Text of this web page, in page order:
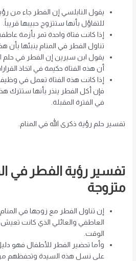
يقول النابلسي إن الفطر جاء من
للتفاؤل بأنها ستتزوج حبيبها قريباً.
إذا كانت فتاة واحدة تمر بأزمة
تناول الفطر في المنام ينبئها بأن
يقول ابن سيرين إن الفطر في حلم
أن هذه الفتاة حكيمة في اتخاذ
إذا كانت هذه الفتاة تعمل في
فإن أكل الفطر ينذر بأنها ستترك
في الفترة المقبلة.
تفسير حلم رؤية ذكرى الله في المنام.
تفسير رؤية الفطر في
متزوجة
إن تناول الفطر مع زوجها في
العاطفي والعائلي الذي كانت
الوقت.
وأما تحضير الفطر للأطفال فهو
على نسل هذه السيدة وتحفظهم